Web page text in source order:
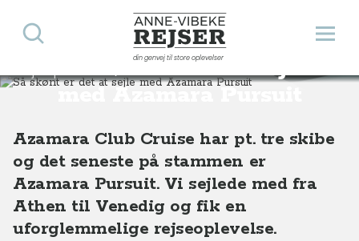
Anne-Vibeke Rejser
din genvej til store oplevelser
Åbn
Søg
Så skønt er det at sejle
med Azamara Pursuit
Rejsetips Så skønt er det at sejle med Azamara Pursuit
Azamara Club Cruise har pt. tre skibe
og det seneste på stammen er
Azamara Pursuit. Vi sejlede med fra
Athen til Venedig og fik en
uforglemmelige rejseoplevelse.